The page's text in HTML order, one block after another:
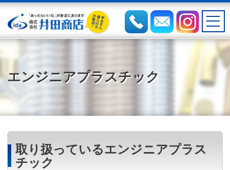
エンジニアプラスチック
取り扱っているエンジニアプラス
チック